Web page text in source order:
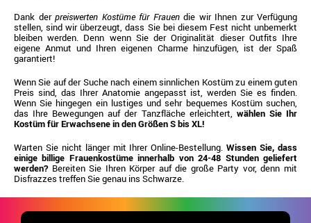
Dank der preiswerten Kostüme für Frauendie wir Ihnen zur Verfügung
stellen, sind wir überzeugt, dass Sie bei diesem Fest nicht unbemerkt
bleiben werden. Denn wenn Sie der Originalität dieser Outfits Ihre
eigene Anmut und Ihren eigenen Charme hinzufügen, ist der Spaß
garantiert!
Wenn Sie auf der Suche nach einem sinnlichen Kostüm zu einem guten
Preis sind, das Ihrer Anatomie angepasst ist, werden Sie es finden.
Wenn Sie hingegen ein lustiges und sehr bequemes Kostüm suchen,
das Ihre Bewegungen auf der Tanzfläche erleichtert, wählen Sie Ihr
Kostüm für Erwachsene in den Größen S bis XL!
Warten Sie nicht länger mit Ihrer Online-Bestellung.Wissen Sie, dass
einige billige Frauenkostüme innerhalb von 24-48 Stunden geliefert
werden? Bereiten Sie Ihren Körper auf die große Party vor, denn mit
Disfrazzes treffen Sie genau ins Schwarze.